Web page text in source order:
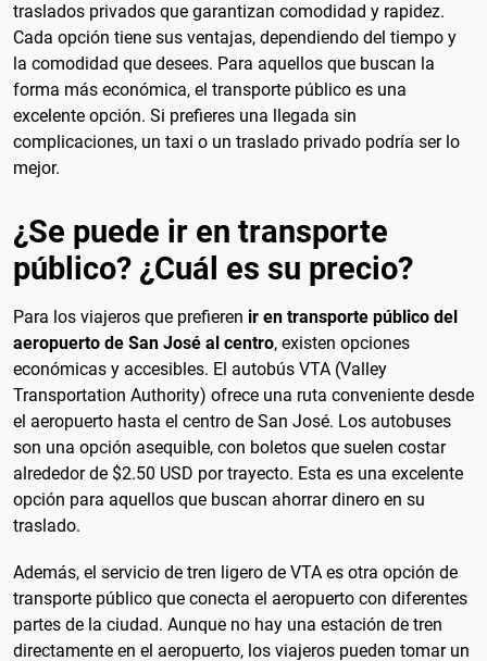
traslados privados que garantizan comodidad y rapidez.
Cada opción tiene sus ventajas, dependiendo del tiempo y
la comodidad que desees. Para aquellos que buscan la
forma más económica, el transporte público es una
excelente opción. Si prefieres una llegada sin
complicaciones, un taxi o un traslado privado podría ser lo
mejor.
¿Se puede ir en transporte
público? ¿Cuál es su precio?
Para los viajeros que prefieren ir en transporte público del
aeropuerto de San José al centro, existen opciones
económicas y accesibles. El autobús VTA (Valley
Transportation Authority) ofrece una ruta conveniente desde
el aeropuerto hasta el centro de San José. Los autobuses
son una opción asequible, con boletos que suelen costar
alrededor de $2.50 USD por trayecto. Esta es una excelente
opción para aquellos que buscan ahorrar dinero en su
traslado.
Además, el servicio de tren ligero de VTA es otra opción de
transporte público que conecta el aeropuerto con diferentes
partes de la ciudad. Aunque no hay una estación de tren
directamente en el aeropuerto, los viajeros pueden tomar un